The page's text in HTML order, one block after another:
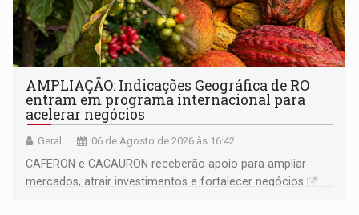
AMPLIAÇÃO: Indicações Geográfica de RO
entram em programa internacional para
acelerar negócios
Geral 06 de Agosto de 2026 às 16:42
CAFERON e CACAURON receberão apoio para ampliar
mercados, atrair investimentos e fortalecer negócios